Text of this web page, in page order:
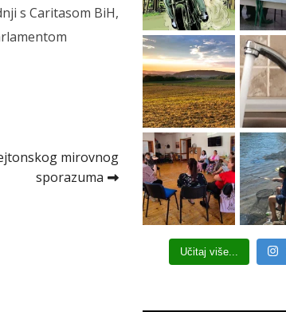
s Caritasom BiH,
mirovnog
sporazuma
Učitaj više...